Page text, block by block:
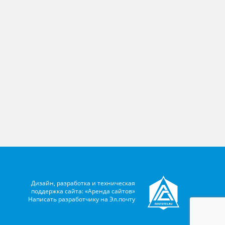
Дизайн, разработка и техническая
поддержка сайта: «Аренда сайтов»
Написать разработчику наЭл.почту